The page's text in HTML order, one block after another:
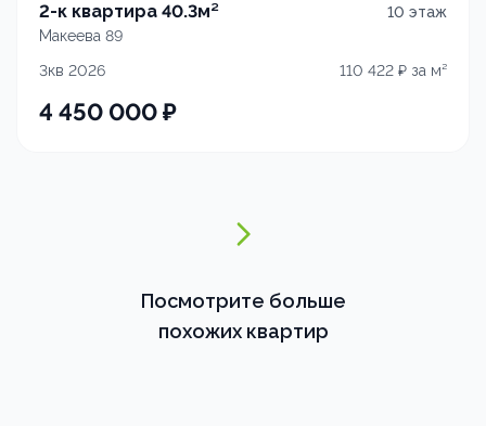
2-к квартира 40.3м² 10 этаж
Макеева 89
3кв 2026
110 422 ₽ за м²
4 450 000₽
Посмотрите больше
похожих квартир